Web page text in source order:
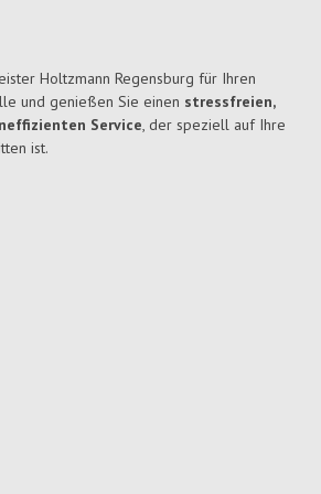
Holtzmann Regensburg für Ihren
und genießen Sie einen stressfreien,
Service, der speziell auf Ihre
ist.